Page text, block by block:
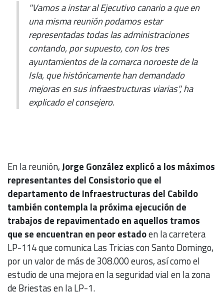
"Vamos a instar al Ejecutivo canario a que en
una misma reunión podamos estar
representadas todas las administraciones
contando, por supuesto, con los tres
ayuntamientos de la comarca noroeste de la
Isla, que históricamente han demandado
mejoras en sus infraestructuras viarias", ha
explicado el consejero.
En la reunión,Jorge González explicó a los máximos
representantes del Consistorio que el
departamento de Infraestructuras del Cabildo
también contempla la próxima ejecución de
trabajos de repavimentado en aquellos tramos
que se encuentran en peor estadoen la carretera
LP-114 que comunica Las Tricias con Santo Domingo,
por un valor de más de 308.000 euros, así como el
estudio de una mejora en la seguridad vial en la zona
de Briestas en la LP-1.